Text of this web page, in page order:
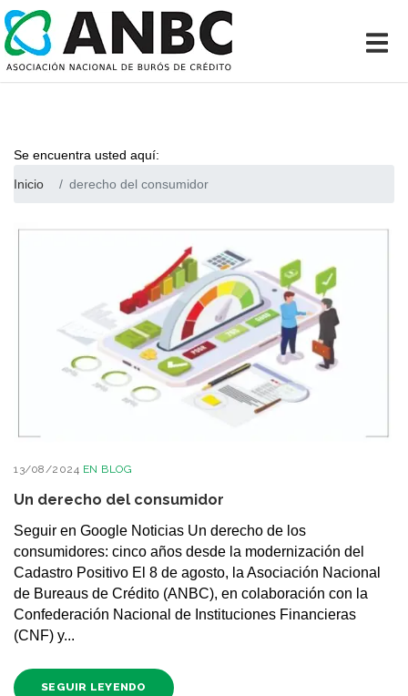
Se encuentra usted aquí:
Inicio
derecho del consumidor
13/08/2024 EN BLOG
Un derecho del consumidor
Seguir en Google Noticias Un derecho de los
consumidores: cinco años desde la modernización del
Cadastro Positivo El 8 de agosto, la Asociación Nacional
de Bureaus de Crédito (ANBC), en colaboración con la
Confederación Nacional de Instituciones Financieras
(CNF) y...
SEGUIR LEYENDO